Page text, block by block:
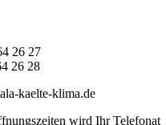
26 27
26 28
kaelte-klima.de
wird Ihr Telefonat